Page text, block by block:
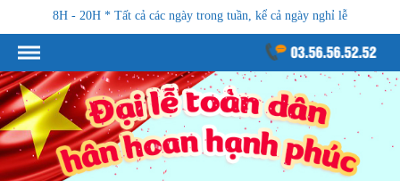
8H - 20H * Tất cả các ngày trong tuần, kể cả ngày nghỉ lễ
03.56.56.52.52